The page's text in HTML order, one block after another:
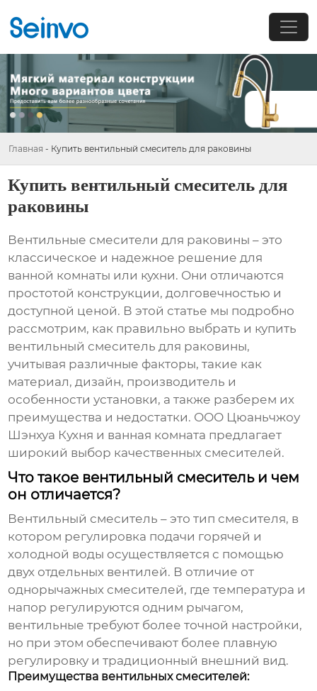
Главная - Купить вентильный смеситель для раковины
Купить вентильный смеситель для
раковины
Вентильные смесители для раковины – это
классическое и надежное решение для
ванной комнаты или кухни. Они отличаются
простотой конструкции, долговечностью и
доступной ценой. В этой статье мы подробно
рассмотрим, как правильно выбрать и купить
вентильный смеситель для раковины,
учитывая различные факторы, такие как
материал, дизайн, производитель и
особенности установки, а также разберем их
преимущества и недостатки. ООО Цюаньчжоу
Шэнхуа Кухня и ванная комната предлагает
широкий выбор качественных смесителей.
Что такое вентильный смеситель и чем
он отличается?
Вентильный смеситель – это тип смесителя, в
котором регулировка подачи горячей и
холодной воды осуществляется с помощью
двух отдельных вентилей. В отличие от
однорычажных смесителей, где температура и
напор регулируются одним рычагом,
вентильные требуют более точной настройки,
но при этом обеспечивают более плавную
регулировку и традиционный внешний вид.
Преимущества вентильных смесителей: